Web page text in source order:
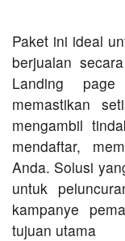
Paket ini ideal
berjualan
Landing
memastikan
mengambil
mendaftar,
Anda. Solusi
untuk
kampanye
tujuan utama